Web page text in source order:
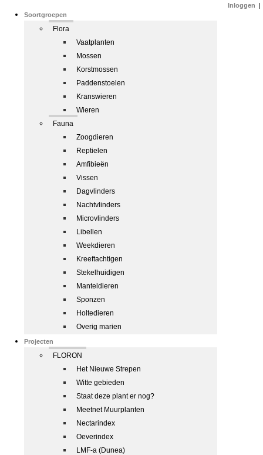
Soortgroepen
Flora
Vaatplanten
Mossen
Korstmossen
Paddenstoelen
Kranswieren
Wieren
Fauna
Zoogdieren
Reptielen
Amfibieën
Vissen
Dagvlinders
Nachtvlinders
Microvlinders
Libellen
Weekdieren
Kreeftachtigen
Stekelhuidigen
Manteldieren
Sponzen
Holtedieren
Overig marien
Projecten
FLORON
Het Nieuwe Strepen
Witte gebieden
Staat deze plant er nog?
Meetnet Muurplanten
Nectarindex
Oeverindex
LMF-a (Dunea)
Inloggen |